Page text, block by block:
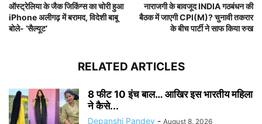
ऑस्ट्रेलिया के जैक जिकिंग्स का चोरी हुआ
iPhone अलीगढ़ में बरामद, विदेशी बाबू
बोले- ‘सैल्यूट’
नाराजगी के बावजूद INDIA गठबंधन की
बैठक में जाएगी CPI(M)? चुनावी तकरार
के बीच पार्टी ने साफ किया रुख
RELATED ARTICLES
8 फीट 10 इंच बाल… आखिर इस भारतीय महिला
ने कैसे...
Depanshi Pandey - August 8, 2026